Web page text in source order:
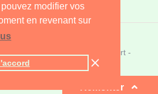
modifier vos
en revenant sur
© 2020 Assurance de Prêt Expert -
Gclické
Remonter